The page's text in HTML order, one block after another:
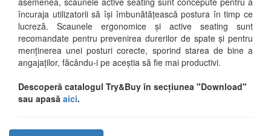
încuraja utilizatorii să își îmbunătățească postura în timp ce
lucreză. Scaunele ergonomice și active seating sunt
recomandate pentru prevenirea durerilor de spate și pentru
menținerea unei posturi corecte, sporind starea de bine a
angajaților, făcându-i pe aceștia să fie mai productivi.
Descoperă catalogul Try&Buy în secțiunea "Download"
sau apasă aici.